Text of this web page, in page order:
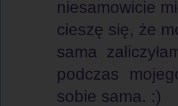
niesamowicie
cieszę się, że
sama
podczas
sobie sama. :)